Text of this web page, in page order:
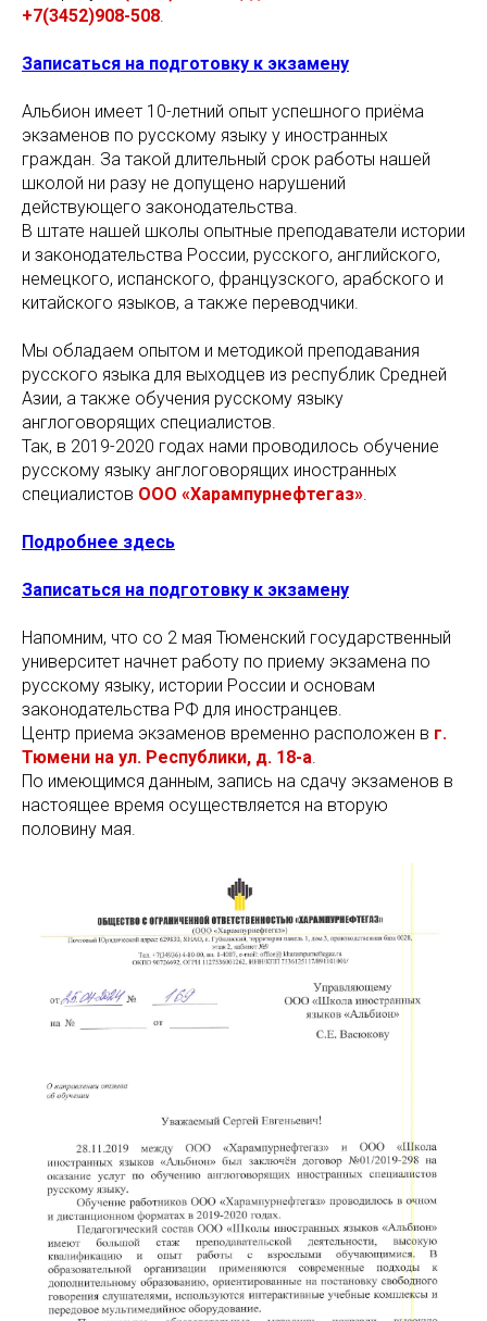
+7(3452)908-508.
Записаться на подготовку к экзамену
Альбион имеет 10-летний опыт успешного приёма
экзаменов по русскому языку у иностранных
граждан. За такой длительный срок работы нашей
школой ни разу не допущено нарушений
действующего законодательства.
В штате нашей школы опытные преподаватели истории
и законодательства России, русского, английского,
немецкого, испанского, французского, арабского и
китайского языков, а также переводчики.
Мы обладаем опытом и методикой преподавания
русского языка для выходцев из республик Средней
Азии, а также обучения русскому языку
англоговорящих специалистов.
Так, в 2019-2020 годах нами проводилось обучение
русскому языку англоговорящих иностранных
специалистов ООО «Харампурнефтегаз».
Подробнее здесь
Записаться на подготовку к экзамену
Напомним, что со 2 мая Тюменский государственный
университет начнет работу по приему экзамена по
русскому языку, истории России и основам
законодательства РФ для иностранцев.
Центр приема экзаменов временно расположен в г.
Тюмени на ул. Республики, д. 18-а.
По имеющимся данным, запись на сдачу экзаменов в
настоящее время осуществляется на вторую
половину мая.